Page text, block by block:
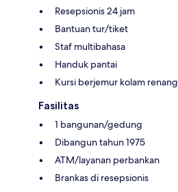
Resepsionis 24 jam
Bantuan tur/tiket
Staf multibahasa
Handuk pantai
Kursi berjemur kolam renang
Fasilitas
1 bangunan/gedung
Dibangun tahun 1975
ATM/layanan perbankan
Brankas di resepsionis